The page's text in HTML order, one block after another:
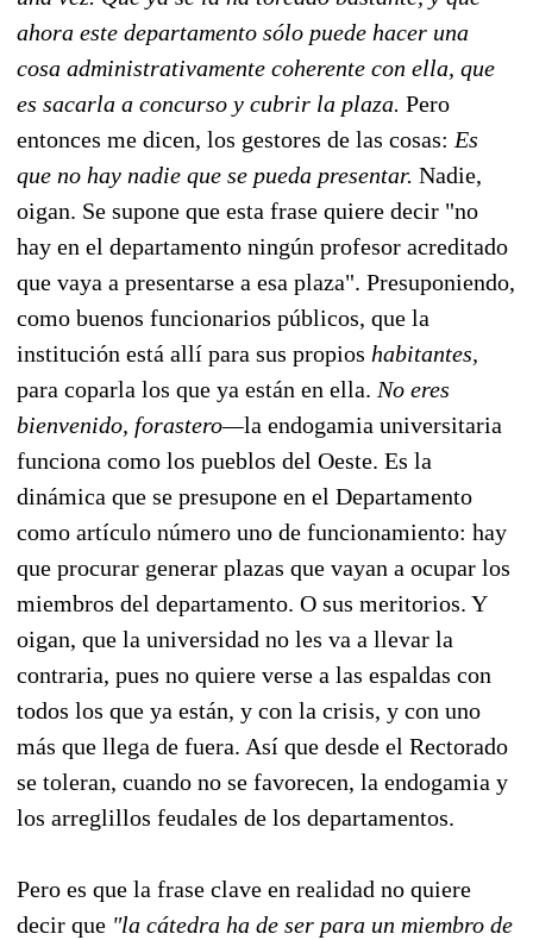
ahora este departamento sólo puede hacer una
cosa administrativamente coherente con ella, que
es sacarla a concurso y cubrir la plaza. Pero
entonces me dicen, los gestores de las cosas: Es
que no hay nadie que se pueda presentar. Nadie,
oigan. Se supone que esta frase quiere decir "no
hay en el departamento ningún profesor acreditado
que vaya a presentarse a esa plaza". Presuponiendo,
como buenos funcionarios públicos, que la
institución está allí para sus propios habitantes,
para coparla los que ya están en ella. No eres
bienvenido, forastero—la endogamia universitaria
funciona como los pueblos del Oeste. Es la
dinámica que se presupone en el Departamento
como artículo número uno de funcionamiento: hay
que procurar generar plazas que vayan a ocupar los
miembros del departamento. O sus meritorios. Y
oigan, que la universidad no les va a llevar la
contraria, pues no quiere verse a las espaldas con
todos los que ya están, y con la crisis, y con uno
más que llega de fuera. Así que desde el Rectorado
se toleran, cuando no se favorecen, la endogamia y
los arreglillos feudales de los departamentos.
Pero es que la frase clave en realidad no quiere
decir que "la cátedra ha de ser para un miembro de